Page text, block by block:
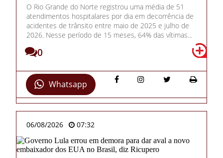
O Rio Grande do Norte registrou uma média de 51
atendimentos hospitalares por dia em decorrência de
acidentes de trânsito entre maio de 2025 e julho de
2026. Nesse período de 15 meses, 64% das vítimas...
0
Whatsapp
06/08/2026 07:32